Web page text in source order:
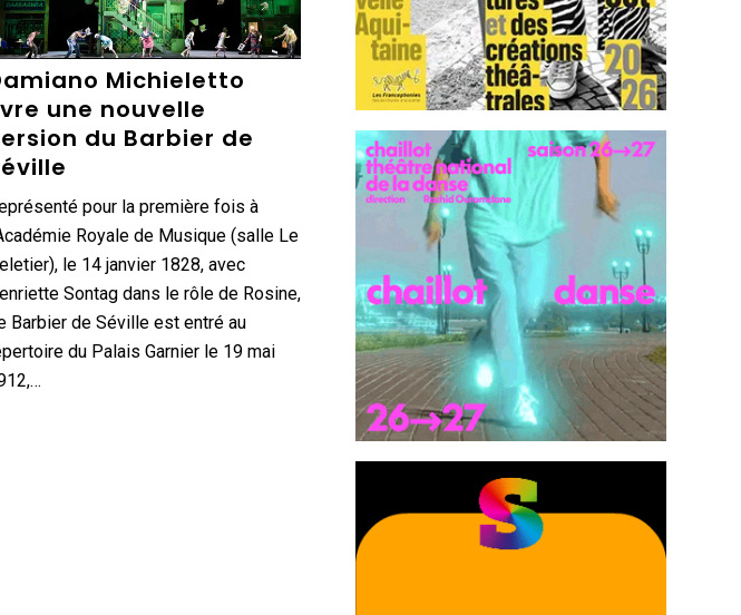
Michieletto
une nouvelle
du Barbier de
pour la première fois à
Royale de Musique (salle Le
le 14 janvier 1828, avec
Sontag dans le rôle de Rosine,
Barbier de Séville est entré au
du Palais Garnier le 19 mai